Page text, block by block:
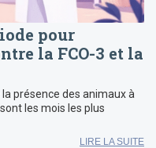
pour
la FCO-3 et la
présence des animaux à
les mois les plus
LIRE LA SUITE